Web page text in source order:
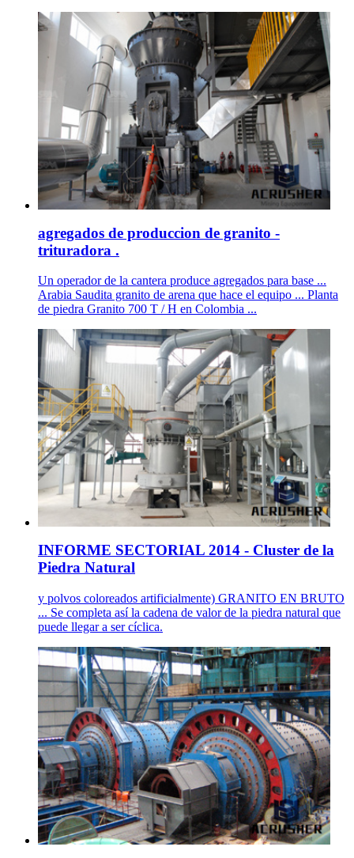
agregados de produccion de granito -
trituradora .
Un operador de la cantera produce agregados para base ...
Arabia Saudita granito de arena que hace el equipo ... Planta
de piedra Granito 700 T / H en Colombia ...
INFORME SECTORIAL 2014 - Cluster de la
Piedra Natural
y polvos coloreados artificialmente) GRANITO EN BRUTO
... Se completa así la cadena de valor de la piedra natural que
puede llegar a ser cíclica.